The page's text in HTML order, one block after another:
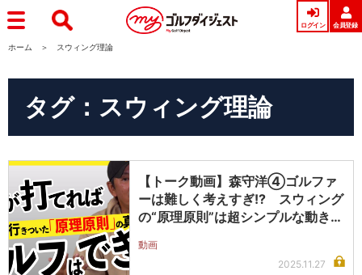
ログイン 会員登録
ホーム スウィング理論
タグ：スウィング理論
【トーク動画】森守洋④ゴルファ
ーは難しく考えすぎ!? スウィング
の“原理原則”は超シンプルな動きだ
動画
2025.11.27